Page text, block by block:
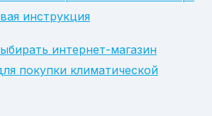
инструкция
интернет-магазин
покупки климатической